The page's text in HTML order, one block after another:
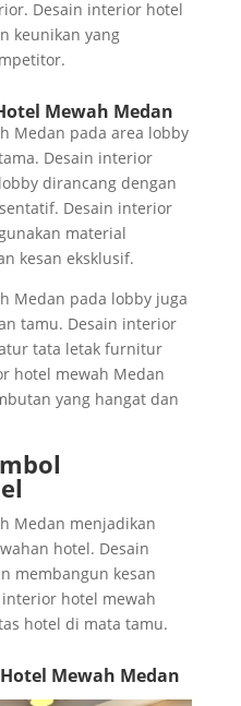
Desain interior hotel
keunikan yang
Mewah Medan
Medan pada area lobby
Desain interior
dirancang dengan
Desain interior
material
kesan eksklusif.
Medan pada lobby juga
tamu. Desain interior
tata letak furnitur
hotel mewah Medan
yang hangat dan
Medan menjadikan
hotel. Desain
membangun kesan
hotel mewah
hotel di mata tamu.
Mewah Medan